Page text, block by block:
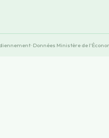
· Données Ministère de